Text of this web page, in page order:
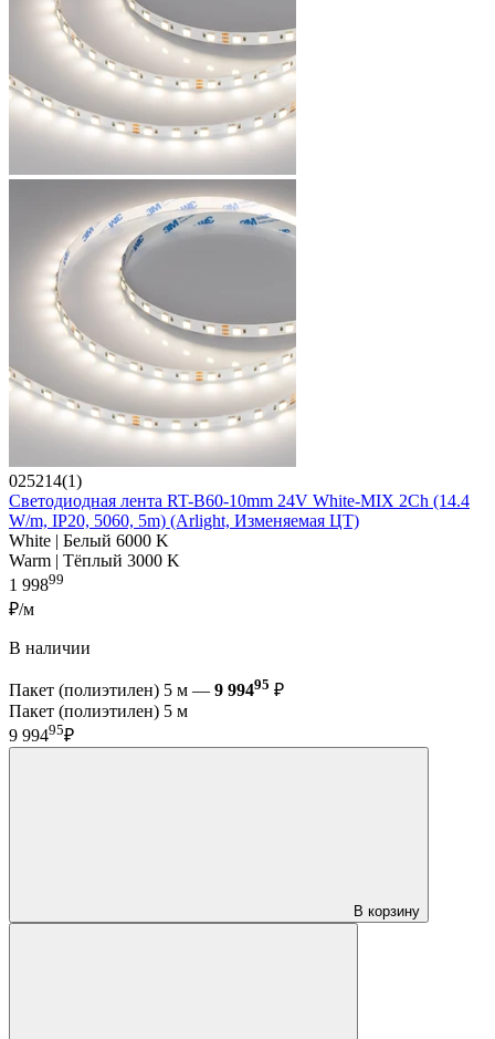
025214(1)
Светодиодная лента RT-B60-10mm 24V White-MIX 2Ch (14.4
W/m, IP20, 5060, 5m) (Arlight, Изменяемая ЦТ)
White | Белый 6000 K
Warm | Тёплый 3000 K
1 99899
₽/м
В наличии
Пакет (полиэтилен) 5 м — 9 99495 ₽
Пакет (полиэтилен) 5 м
9 99495₽
В корзину